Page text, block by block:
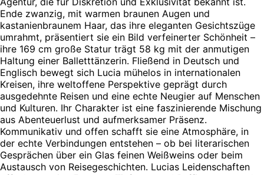
Ende zwanzig, mit warmen braunen Augen und
kastanienbraunem Haar, das ihre eleganten Gesichtszüge
umrahmt, präsentiert sie ein Bild verfeinerter Schönheit –
ihre 169 cm große Statur trägt 58 kg mit der anmutigen
Haltung einer Balletttänzerin. Fließend in Deutsch und
Englisch bewegt sich Lucia mühelos in internationalen
Kreisen, ihre weltoffene Perspektive geprägt durch
ausgedehnte Reisen und eine echte Neugier auf Menschen
und Kulturen. Ihr Charakter ist eine faszinierende Mischung
aus Abenteuerlust und aufmerksamer Präsenz.
Kommunikativ und offen schafft sie eine Atmosphäre, in
der echte Verbindungen entstehen – ob bei literarischen
Gesprächen über ein Glas feinen Weißweins oder beim
Austausch von Reisegeschichten. Lucias Leidenschaften